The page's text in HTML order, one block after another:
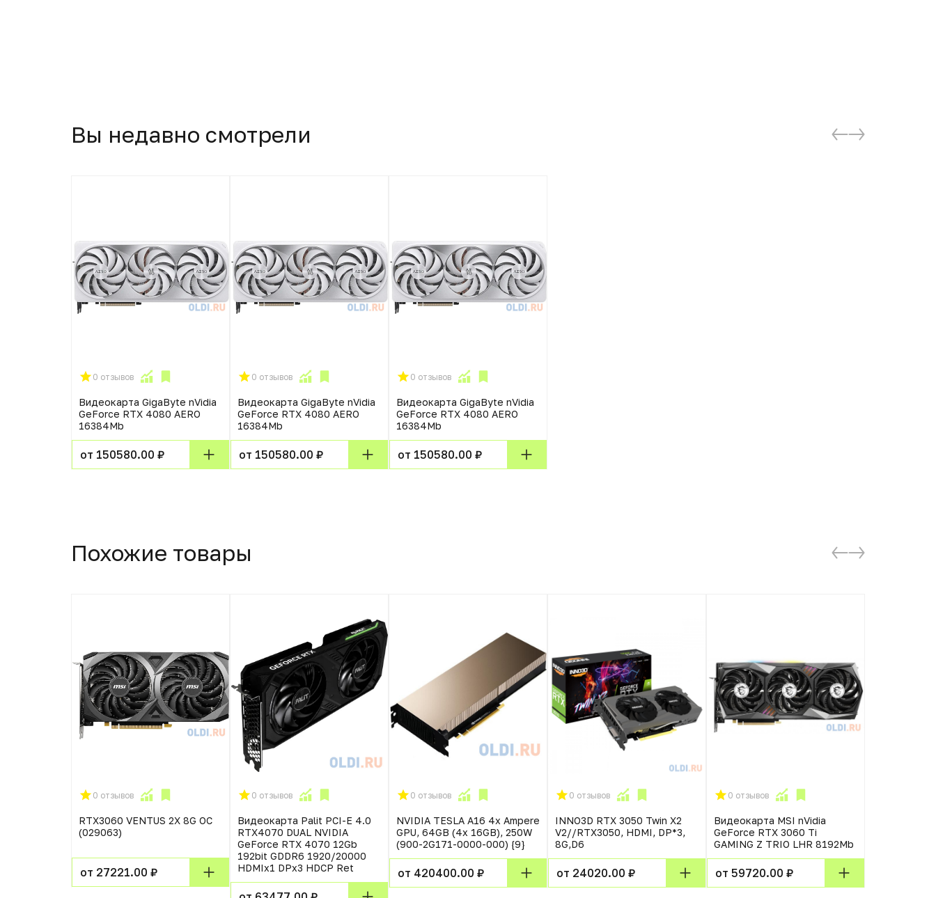
Вы недавно смотрели
0 отзывов
Видеокарта GigaByte nVidia
GeForce RTX 4080 AERO
16384Mb
от 150580.00 ₽
0 отзывов
Видеокарта GigaByte nVidia
GeForce RTX 4080 AERO
16384Mb
от 150580.00 ₽
0 отзывов
Видеокарта GigaByte nVidia
GeForce RTX 4080 AERO
16384Mb
от 150580.00 ₽
Похожие товары
0 отзывов
RTX3060 VENTUS 2X 8G OC
(029063)
от 27221.00 ₽
0 отзывов
Видеокарта Palit PCI-E 4.0
RTX4070 DUAL NVIDIA
GeForce RTX 4070 12Gb
192bit GDDR6 1920/20000
HDMIx1 DPx3 HDCP Ret
0 отзывов
NVIDIA TESLA A16 4x Ampere
GPU, 64GB (4x 16GB), 250W
(900-2G171-0000-000) {9}
от 420400.00 ₽
0 отзывов
INNO3D RTX 3050 Twin X2
V2//RTX3050, HDMI, DP*3,
8G,D6
от 24020.00 ₽
0 отзывов
Видеокарта MSI nVidia
GeForce RTX 3060 Ti
GAMING Z TRIO LHR 8192Mb
от 59720.00 ₽